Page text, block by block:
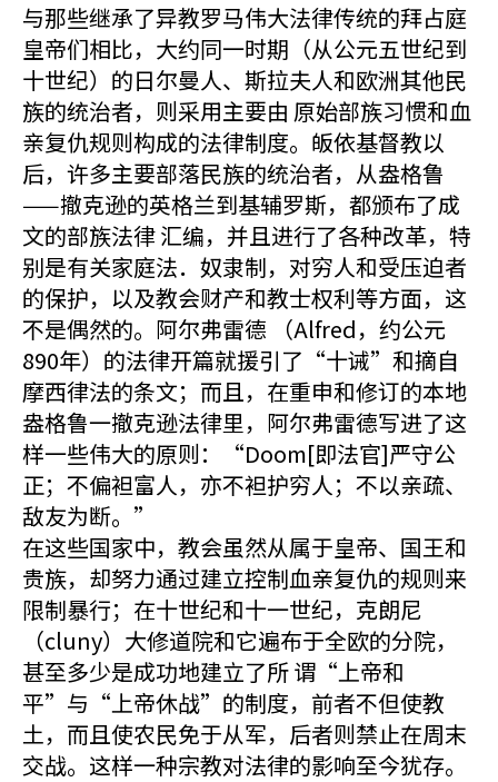
与那些继承了异教罗马伟大法律传统的拜占庭
皇帝们相比，大约同一时期（从公元五世纪到
十世纪）的日尔曼人、斯拉夫人和欧洲其他民
族的统治者，则采用主要由 原始部族习惯和血
亲复仇规则构成的法律制度。皈依基督教以
后，许多主要部落民族的统治者，从盎格鲁
——撤克逊的英格兰到基辅罗斯，都颁布了成
文的部族法律 汇编，并且进行了各种改革，特
别是有关家庭法．奴隶制，对穷人和受压迫者
的保护，以及教会财产和教士权利等方面，这
不是偶然的。阿尔弗雷德 （Alfred，约公元
890年）的法律开篇就援引了“十诫”和摘自
摩西律法的条文；而且，在重申和修订的本地
盎格鲁一撤克逊法律里，阿尔弗雷德写进了这
样一些伟大的原则：“Doom[即法官]严守公
正；不偏袒富人，亦不袒护穷人；不以亲疏、
敌友为断。”
在这些国家中，教会虽然从属于皇帝、国王和
贵族，却努力通过建立控制血亲复仇的规则来
限制暴行；在十世纪和十一世纪，克朗尼
（cluny）大修道院和它遍布于全欧的分院，
甚至多少是成功地建立了所 谓“上帝和
平”与“上帝休战”的制度，前者不但使教
土，而且使农民免于从军，后者则禁止在周末
交战。这样一种宗教对法律的影响至今犹存。